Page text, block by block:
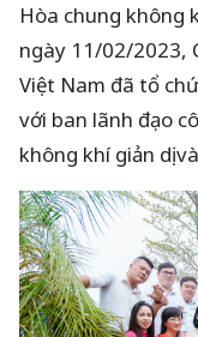
Hòa chung không
ngày 11/02/2023,
Việt Nam đã tổ
với ban lãnh đạo
không khí giản dị